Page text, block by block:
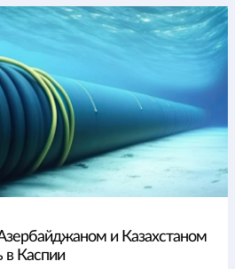
и Казахстаном
в Каспии